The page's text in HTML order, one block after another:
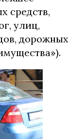
средств,
улиц,
дорожных